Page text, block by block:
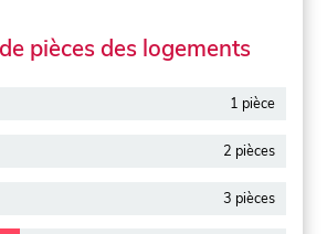
pièces des logements
1 pièce
2 pièces
3 pièces